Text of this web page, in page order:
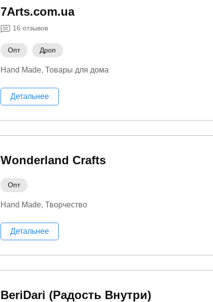
7Arts.com.ua
16 отзывов
Опт Дроп
Hand Made Товары для дома
Детальнее
Wonderland Crafts
Опт
Hand Made Творчество
Детальнее
BeriDari (Радость Внутри)